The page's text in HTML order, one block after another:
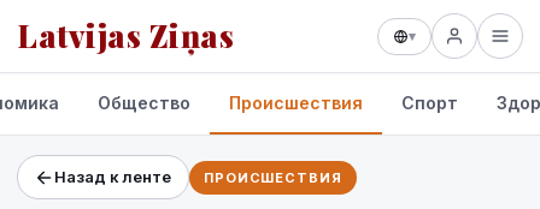
Latvijas Ziņas ▾
Проекты и сервисы
Общество Происшествия Спорт
Назад к ленте ПРОИСШЕСТВИЯ